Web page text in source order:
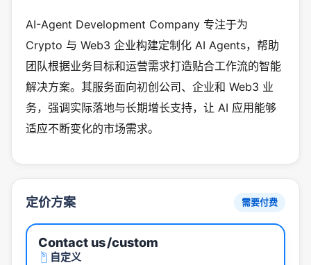
AI-Agent Development Company 专注于为
Crypto 与 Web3 企业构建定制化 AI Agents，帮助
团队根据业务目标和运营需求打造贴合工作流的智能
解决方案。其服务面向初创公司、企业和 Web3 业
务，强调实际落地与长期增长支持，让 AI 应用能够
适应不断变化的市场需求。
定价方案 需要付费
Contact us/custom
自定义